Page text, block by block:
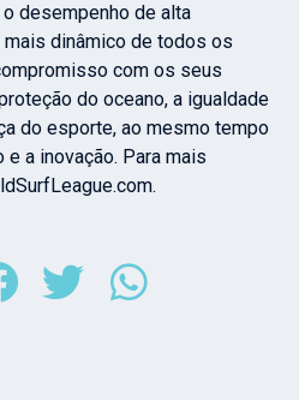
desempenho de alta
dinâmico de todos os
com os seus
do oceano, a igualdade
do esporte, ao mesmo tempo
a inovação. Para mais